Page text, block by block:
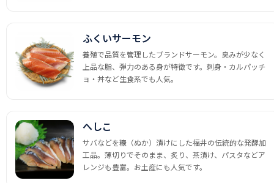
ふくいサーモン
養殖で品質を管理したブランドサーモン。臭みが少なく
上品な脂、弾力のある身が特徴です。刺身・カルパッチ
ョ・丼など生食系でも人気。
へしこ
サバなどを糠（ぬか）漬けにした福井の伝統的な発酵加
工品。薄切りでそのまま、炙り、茶漬け、パスタなどア
レンジも豊富。お土産にも人気です。